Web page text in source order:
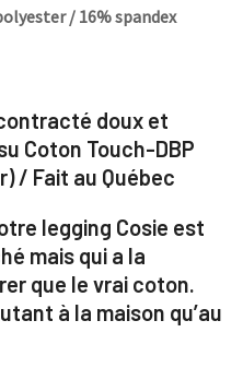
/ 16% spandex
doux et
Coton Touch-DBP
/ Fait au Québec
legging Cosie est
mais qui a la
que le vrai coton.
à la maison qu’au